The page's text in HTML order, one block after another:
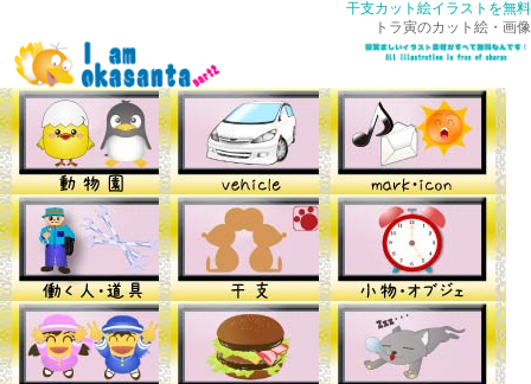
干支カット絵イラストを無料
トラ寅のカット絵・画像